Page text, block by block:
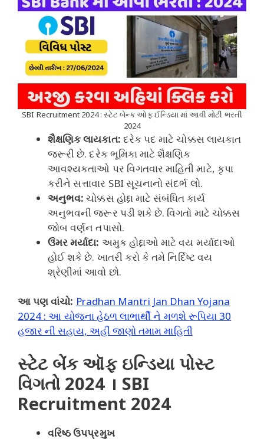
SBI Recruitment 2024 : સ્ટેટ બેન્ક ઓફ ઈન્ડિયા માં આવી મોટી ભરતી
2024
શૈક્ષણિક લાયકાત: દરેક પદ માટે ચોક્કસ લાયકાત
જરૂરી છે. દરેક ભૂમિકા માટે શૈક્ષણિક
આવશ્યકતાઓ પર વિગતવાર માહિતી માટે, કૃપા
કરીને સત્તાવાર SBI સૂચનાનો સંદર્ભ લો.
અનુભવ: ચોક્કસ હોદ્દા માટે સંબંધિત કાર્ય
અનુભવની જરૂર પડી શકે છે. વિગતો માટે ચોક્કસ
જોબ વર્ણન તપાસો.
ઉંમર મર્યાદા: અમુક હોદ્દાઓ માટે વય મર્યાદાઓ
હોઈ શકે છે. ખાતરી કરો કે તમે નિર્દિષ્ટ વય
શ્રેણીમાં આવો છો.
આ પણ વાંચો: Pradhan Mantri Jan Dhan Yojana
2024 : આ યોજના હેઠળ લાભાર્થી ને મળશે રૂપિયા 30
હજાર ની સહાય, અહીં જાણો તમામ માહિતી
સ્ટેટ બેંક ઑફ ઇન્ડિયા પોસ્ટ
વિગતો 2024 । SBI
Recruitment 2024
વરિષ્ઠ ઉપપ્રમુખ